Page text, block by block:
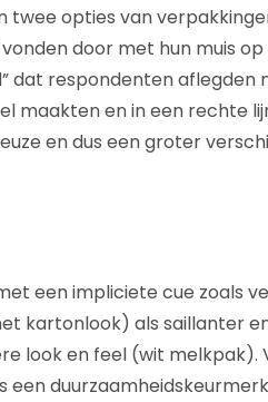
opties van
door met hun muis
dat respondenten aflegden
maakten en in een rechte
en dus een groter
een impliciete cue zoals
kartonlook) als saillanter
look en feel (wit melkpak).